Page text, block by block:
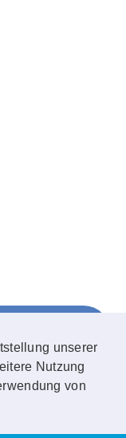
unserer
Nutzung
von